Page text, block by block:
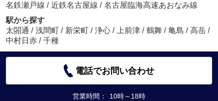
名鉄瀬戸線 / 近鉄名古屋線 / 名古屋臨海高速あおなみ線
駅から探す
太閤通 / 浅間町 / 新栄町 / 浄心 / 上前津 / 鶴舞 / 亀島 / 高岳 /
中村日赤 / 千種
電話でお問い合わせ
営業時間：
10時～18時